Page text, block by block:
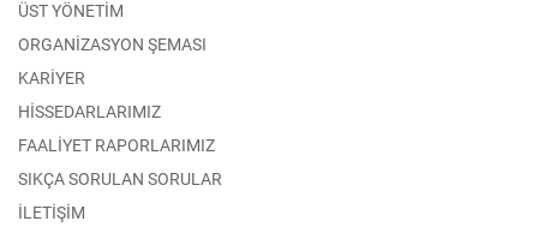
ÜST YÖNETİM
ORGANİZASYON ŞEMASI
KARİYER
HİSSEDARLARIMIZ
FAALİYET RAPORLARIMIZ
SIKÇA SORULAN SORULAR
İLETİŞİM